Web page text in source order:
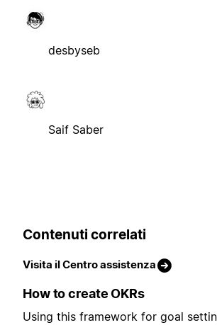
desbyseb
Saif Saber
Contenuti correlati
Visita il Centro assistenza
How to create OKRs
Using this framework for goal